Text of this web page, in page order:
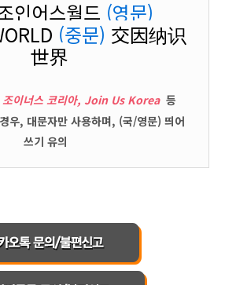
인어스월드 (영문)
(중문) 交因纳识
世界
조이너스 코리아, Join Us Korea 등
우, 대문자만 사용하며, (국/영문) 띄어
쓰기 유의